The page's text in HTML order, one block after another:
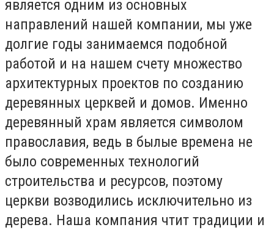
является одним из основных
направлений нашей компании, мы уже
долгие годы занимаемся подобной
работой и на нашем счету множество
архитектурных проектов по созданию
деревянных церквей и домов. Именно
деревянный храм является символом
православия, ведь в былые времена не
было современных технологий
строительства и ресурсов, поэтому
церкви возводились исключительно из
дерева. Наша компания чтит традиции и